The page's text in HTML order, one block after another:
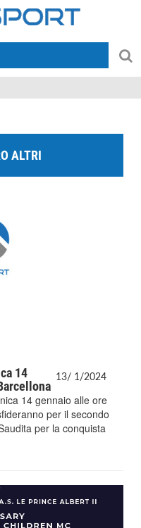
ALTRI
13/ 1/2024
14
14 gennaio alle ore
per il secondo
per la conquista